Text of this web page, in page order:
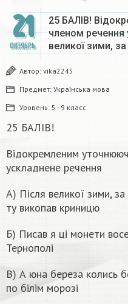
21
ОКТЯБРЬ
25 БАЛІВ!
членом речення
великої зими,
Автор: vika2245
Предмет: Українська мова
Уровень: 5 - 9 класс
25 БАЛІВ!
Відокремленим
ускладнене речення
А) Після великої зими,
ту викопав криницю
Б) Писав я ці монети
Тернополі
В) А юна береза колись
по білім морозі